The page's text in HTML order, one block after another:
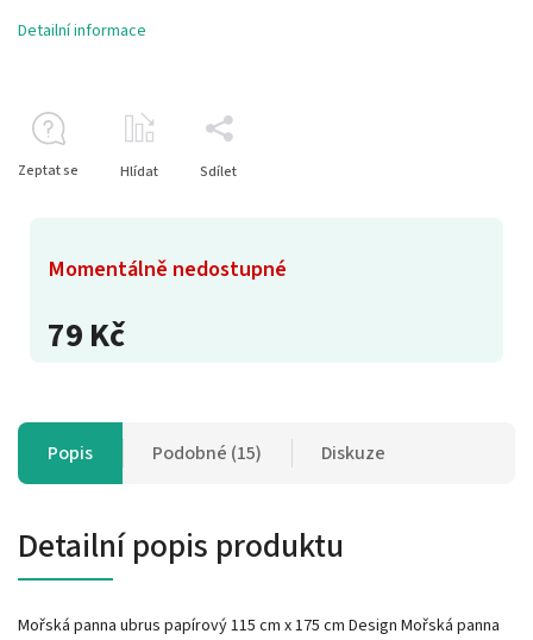
79 Kč
Momentálně nedostupné
Detailní informace
Zeptat se Hlídat Sdílet
Popis Podobné (15) Diskuze
Detailní popis produktu
Mořská panna ubrus papírový 115 cm x 175 cm Design Mořská panna